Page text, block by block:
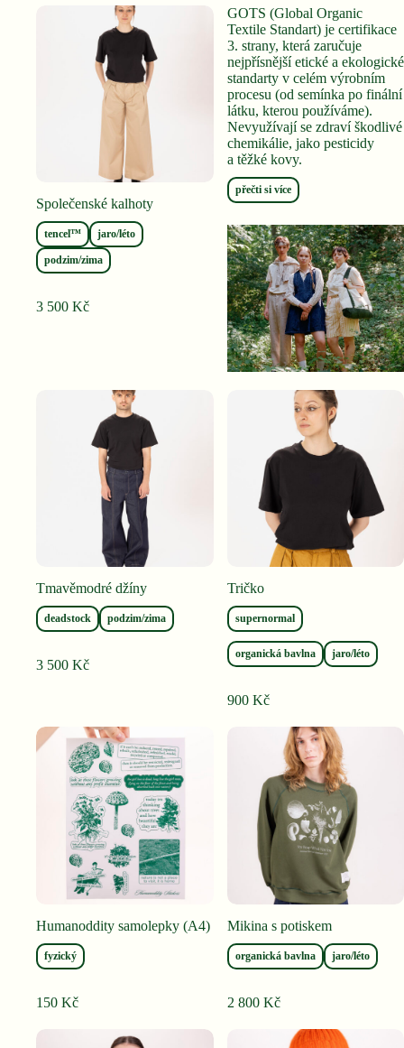
Společenské kalhoty
tencel™ jaro/léto
podzim/zima
3 500 Kč
GOTS (Global Organic
Textile Standart) je certifikace
3. strany, která zaručuje
nejpřísnější etické a ekologické
standarty v celém výrobním
procesu (od semínka po finální
látku, kterou používáme).
Nevyužívají se zdraví škodlivé
chemikálie, jako pesticidy
a těžké kovy.
přečti si více
Tmavěmodré džíny
deadstock podzim/zima
3 500 Kč
Tričko
supernormal
organická bavlna jaro/léto
900 Kč
Humanoddity samolepky (A4)
fyzický
150 Kč
Mikina s potiskem
organická bavlna jaro/léto
2 800 Kč